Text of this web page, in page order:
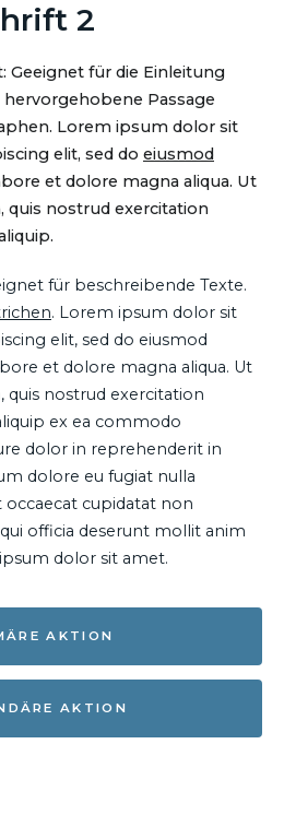
2
Geeignet für die Einleitung
hervorgehobene Passage
Lorem ipsum dolor sit
elit, sed do eiusmod
et dolore magna aliqua. Ut
quis nostrud exercitation
für beschreibende Texte.
. Lorem ipsum dolor sit
elit, sed do eiusmod
et dolore magna aliqua. Ut
quis nostrud exercitation
ex ea commodo
dolor in reprehenderit in
dolore eu fugiat nulla
cupidatat non
officia deserunt mollit anim
dolor sit amet.
AKTION
AKTION